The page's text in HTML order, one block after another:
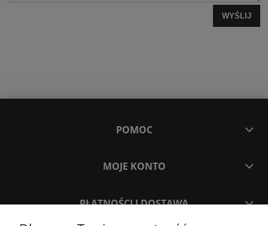
WYŚLIJ
POMOC
MOJE KONTO
PŁATNOŚCI I DOSTAWA